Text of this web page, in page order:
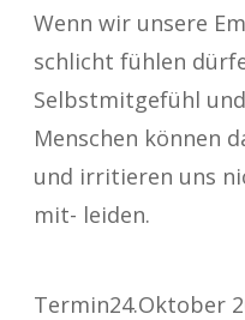
Wenn wir unsere
schlicht fühlen
Selbstmitgefühl
Menschen können
und irritieren uns
mit- leiden.
Termin24.Oktober